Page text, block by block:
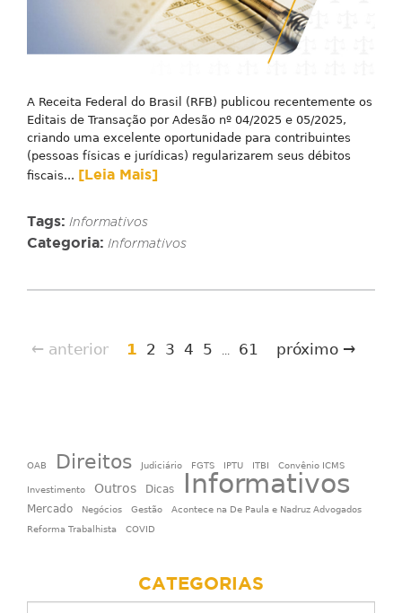
A Receita Federal do Brasil (RFB) publicou recentemente os
Editais de Transação por Adesão nº 04/2025 e 05/2025,
criando uma excelente oportunidade para contribuintes
(pessoas físicas e jurídicas) regularizarem seus débitos
fiscais... [Leia Mais]
Tags: Informativos
Categoria: Informativos
← anterior 1 2 3 4 5 ... 61 próximo →
OAB Direitos Judiciário FGTS IPTU ITBI Convênio ICMS
Investimento Outros Dicas Informativos
Mercado Negócios Gestão
Acontece na De Paula e Nadruz Advogados
Reforma Trabalhista
COVID
CATEGORIAS